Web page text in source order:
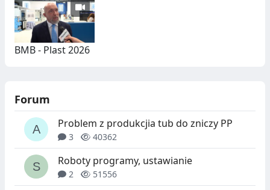
BMB - Plast 2026
Forum
Problem z produkcjia tub do zniczy PP
3 40362
Roboty programy, ustawianie
2 51556